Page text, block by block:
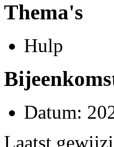
Thema's
Hulp
Datum:
Laatst